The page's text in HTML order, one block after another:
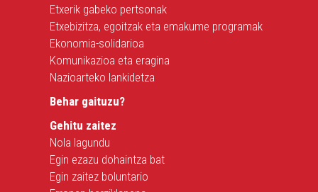
Etxerik gabeko pertsonak
Etxebizitza, egoitzak eta emakume programak
Ekonomia-solidarioa
Komunikazioa eta eragina
Nazioarteko lankidetza
Behar gaituzu?
Gehitu zaitez
Nola lagundu
Egin ezazu dohaintza bat
Egin zaitez boluntario